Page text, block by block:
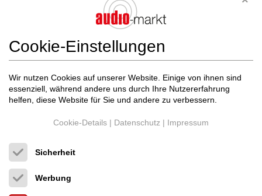
Ethernet Reference high end ...
Ethernet digital streaming Kabel
Cookie-Einstellungen
Wir nutzen Cookies auf unserer Website. Einige von ihnen sind
essenziell, während andere uns durch Ihre Nutzererfahrung
helfen, diese Website für Sie und andere zu verbessern.
Cookie-Details | Datenschutz | Impressum
Sicherheit
Werbung